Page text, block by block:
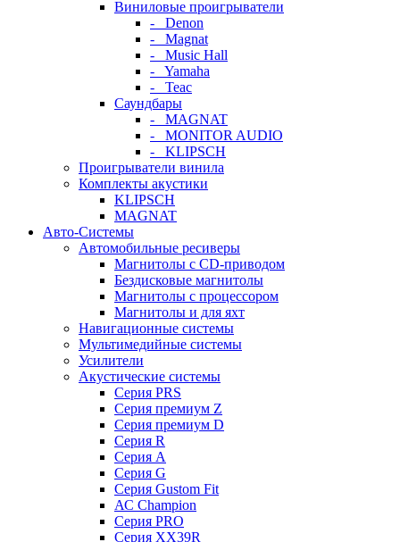
Виниловые проигрыватели
- Denon
- Magnat
- Music Hall
- Yamaha
- Teac
Саундбары
- MAGNAT
- MONITOR AUDIO
- KLIPSCH
Проигрыватели винила
Комплекты акустики
KLIPSCH
MAGNAT
Авто-Системы
Автомобильные ресиверы
Магнитолы с CD-приводом
Бездисковые магнитолы
Магнитолы с процессором
Магнитолы и для яхт
Навигационные системы
Мультимедийные системы
Усилители
Акустические системы
Cерия PRS
Cерия премиум Z
Cерия премиум D
Cерия R
Cерия A
Cерия G
Cерия Gustom Fit
АС Champion
Cерия PRO
Cерия XX39R